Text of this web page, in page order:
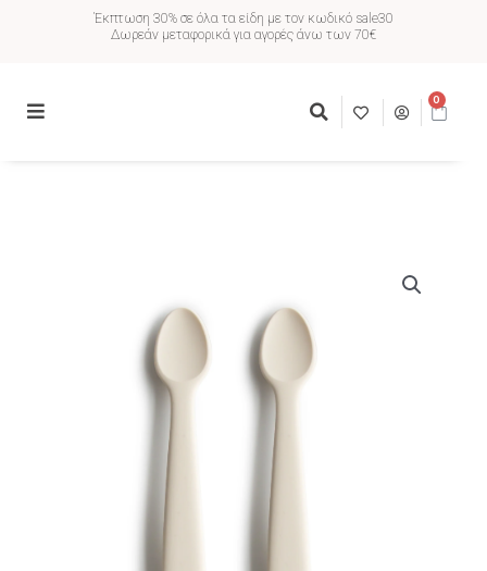
Έκπτωση 30% σε όλα τα είδη με τον κωδικό sale30
Δωρεάν μεταφορικά για αγορές άνω των 70€
0